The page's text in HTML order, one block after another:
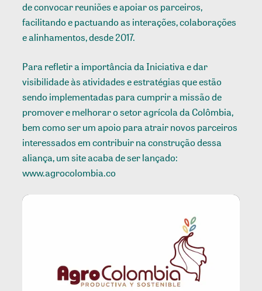
de convocar reuniões e apoiar os parceiros,
facilitando e pactuando as interações, colaborações
e alinhamentos, desde 2017.
Para refletir a importância da Iniciativa e dar
visibilidade às atividades e estratégias que estão
sendo implementadas para cumprir a missão de
promover e melhorar o setor agrícola da Colômbia,
bem como ser um apoio para atrair novos parceiros
interessados ​​em contribuir na construção dessa
aliança, um site acaba de ser lançado:
www.agrocolombia.co